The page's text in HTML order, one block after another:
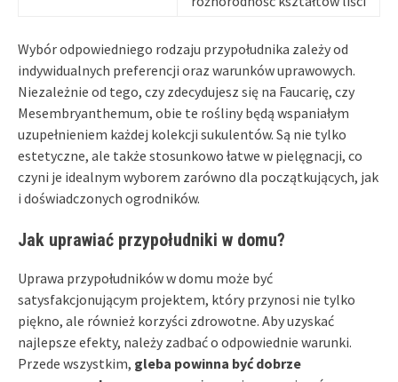
Wybór odpowiedniego rodzaju przypołudnika zależy od
indywidualnych preferencji oraz warunków uprawowych.
Niezależnie od tego, czy zdecydujesz się na Faucarię, czy
Mesembryanthemum, obie te rośliny będą wspaniałym
uzupełnieniem każdej kolekcji sukulentów. Są nie tylko
estetyczne, ale także stosunkowo łatwe w pielęgnacji, co
czyni je idealnym wyborem zarówno dla początkujących, jak
i doświadczonych ogrodników.
Jak uprawiać przypołudniki w domu?
Uprawa przypołudników w domu może być
satysfakcjonującym projektem, który przynosi nie tylko
piękno, ale również korzyści zdrowotne. Aby uzyskać
najlepsze efekty, należy zadbać o odpowiednie warunki.
Przede wszystkim, gleba powinna być dobrze